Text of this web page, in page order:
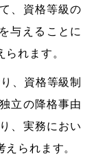
、資格等級の
与えることに
れます。
、資格等級制
立の降格事由
、実務におい
られます。